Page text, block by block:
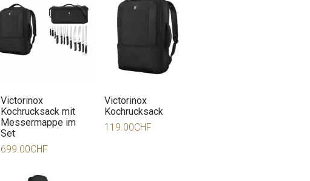
Victorinox
Kochrucksack mit
Messermappe im
Set
699.00CHF
Victorinox
Kochrucksack
119.00CHF